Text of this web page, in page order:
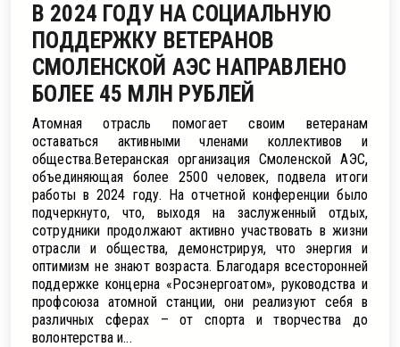
В 2024 ГОДУ НА СОЦИАЛЬНУЮ
ПОДДЕРЖКУ ВЕТЕРАНОВ
СМОЛЕНСКОЙ АЭС НАПРАВЛЕНО
БОЛЕЕ 45 МЛН РУБЛЕЙ
Атомная отрасль помогает своим ветеранам
оставаться активными членами коллективов и
общества.Ветеранская организация Смоленской АЭС,
объединяющая более 2500 человек, подвела итоги
работы в 2024 году. На отчетной конференции было
подчеркнуто, что, выходя на заслуженный отдых,
сотрудники продолжают активно участвовать в жизни
отрасли и общества, демонстрируя, что энергия и
оптимизм не знают возраста. Благодаря всесторонней
поддержке концерна «Росэнергоатом», руководства и
профсоюза атомной станции, они реализуют себя в
различных сферах – от спорта и творчества до
волонтерства и...